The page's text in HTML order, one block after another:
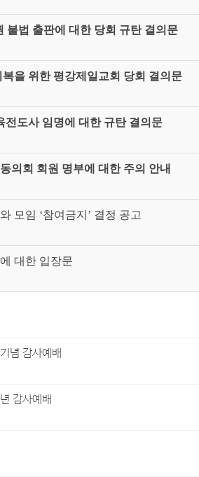
불법 출판에 대한 당회 규탄 결의문
을 위한 평강제일교회 당회 결의문
전도사 임명에 대한 규탄 결의문
의회 회원 명부에 대한 주의 안내
모임 ‘참여금지’ 결정 공고
대한 입장문
념 감사예배
감사예배